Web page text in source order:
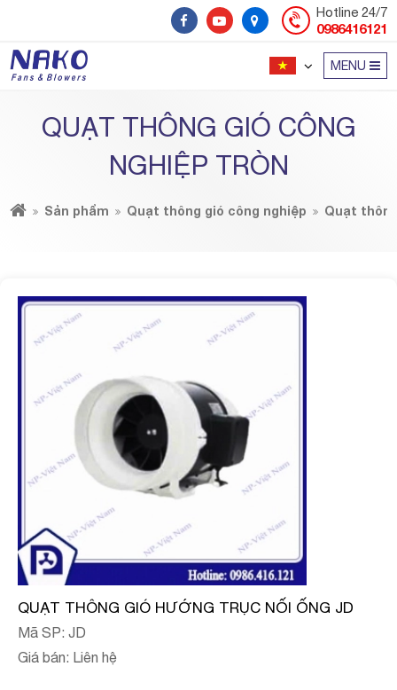
Hotline 24/7
0986416121
MENU
QUẠT THÔNG GIÓ CÔNG
NGHIỆP TRÒN
Sản phẩm Quạt thông gió công nghiệp Quạt
QUẠT THÔNG GIÓ HƯỚNG TRỤC NỐI ỐNG JD
Mã SP: JD
Giá bán: Liên hệ